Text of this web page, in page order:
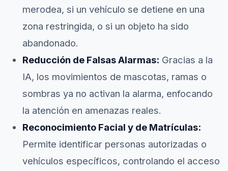
merodea, si un vehículo se detiene en una
zona restringida, o si un objeto ha sido
abandonado.
Reducción de Falsas Alarmas: Gracias a la
IA, los movimientos de mascotas, ramas o
sombras ya no activan la alarma, enfocando
la atención en amenazas reales.
Reconocimiento Facial y de Matrículas:
Permite identificar personas autorizadas o
vehículos específicos, controlando el acceso